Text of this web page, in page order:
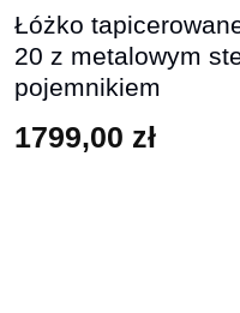
Łóżko
20 z metalowym
pojemnikiem
1799,00 zł